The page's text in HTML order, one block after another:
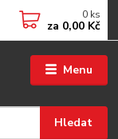
Menu
Hledat
0 ks
za 0,00 Kč